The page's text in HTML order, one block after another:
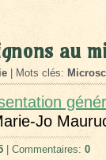
au
| Mots clés:
Jo
| Commentaires: 0